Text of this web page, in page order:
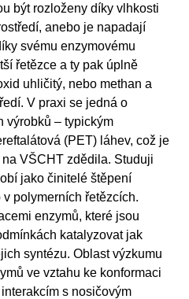
být rozloženy díky vlhkosti
anebo je napadají
svému enzymovému
řetězce a ty pak úplně
uhličitý, nebo methan a
V praxi se jedná o
výrobků – typickým
(PET) láhev, což je
VŠCHT zdědila. Studuji
jako činitelé štěpení
polymerních řetězcích.
enzymů, které jsou
katalyzovat jak
syntézu. Oblast výzkumu
ve vztahu ke konformaci
s nosičovým